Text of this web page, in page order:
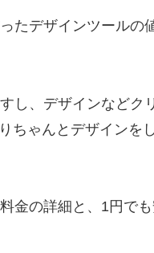
たデザインツール
し、デザインなどク
ちゃんとデザインを
金の詳細と、1円で